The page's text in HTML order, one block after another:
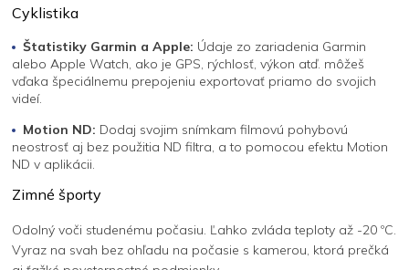
Cyklistika
Štatistiky Garmin a Apple: Údaje zo zariadenia Garmin
alebo Apple Watch, ako je GPS, rýchlosť, výkon atď. môžeš
vďaka špeciálnemu prepojeniu exportovať priamo do svojich
videí.
Motion ND: Dodaj svojim snímkam filmovú pohybovú
neostrosť aj bez použitia ND filtra, a to pomocou efektu Motion
ND v aplikácii.
Zimné športy
Odolný voči studenému počasiu. Ľahko zvláda teploty až -20 ºC.
Vyraz na svah bez ohľadu na počasie s kamerou, ktorá prečká